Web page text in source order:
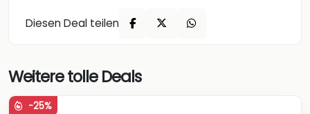
Diesen Deal teilen
Weitere tolle Deals
-25%